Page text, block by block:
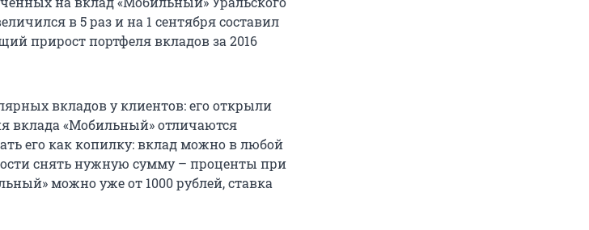
в 5 раз и на 1 сентября составил
прирост портфеля вкладов за 2016
вкладов у клиентов: его открыли
вклада «Мобильный» отличаются
его как копилку: вклад можно в любой
снять нужную сумму – проценты при
можно уже от 1000 рублей, ставка